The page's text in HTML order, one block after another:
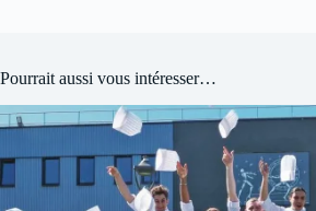
Pourrait aussi vous intéresser…